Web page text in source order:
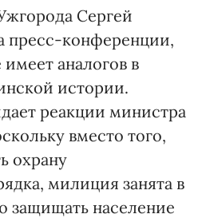
Сергей
пресс-конференции,
аналогов в
истории.
реакции министра
вместо того,
охрану
милиция занята в
защищать население